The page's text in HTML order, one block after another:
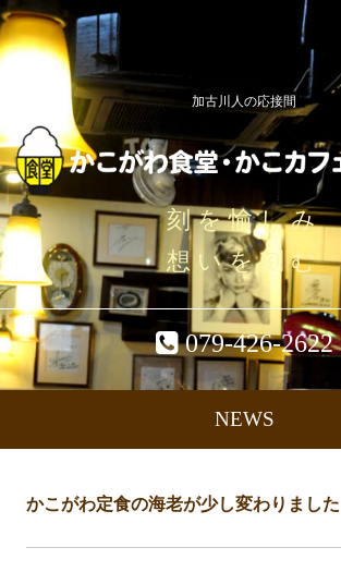
加古川人の応接間
刻を愉しみ
想いを刻む
079-426-2622
NEWS
かこがわ定食の海老が少し変わりました